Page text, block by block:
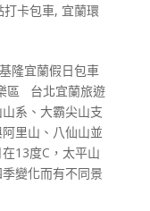
打卡包車, 宜蘭環
隆宜蘭假日包車
區 台北宜蘭旅遊
系、大霸尖山支
里山、八仙山並
13度C，太平山
變化而有不同景